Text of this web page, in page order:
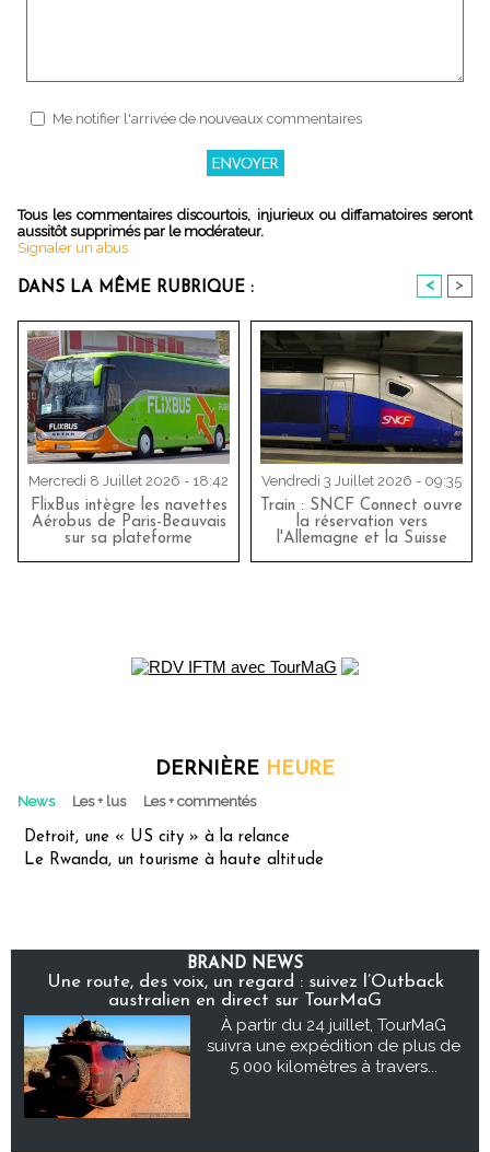
Me notifier l'arrivée de nouveaux commentaires
Tous les commentaires discourtois, injurieux ou diffamatoires seront
aussitôt supprimés par le modérateur.
Signaler un abus
DANS LA MÊME RUBRIQUE : < >
Mercredi 8 Juillet 2026 - 18:42
FlixBus intègre les navettes
Aérobus de Paris-Beauvais
sur sa plateforme
Vendredi 3 Juillet 2026 - 09:35
Train : SNCF Connect ouvre
la réservation vers
l'Allemagne et la Suisse
DERNIÈRE HEURE
News Les + lus Les + commentés
Detroit, une « US city » à la relance
Le Rwanda, un tourisme à haute altitude
BRAND NEWS
Une route, des voix, un regard : suivez l’Outback
australien en direct sur TourMaG
À partir du 24 juillet, TourMaG
suivra une expédition de plus de
5 000 kilomètres à travers...